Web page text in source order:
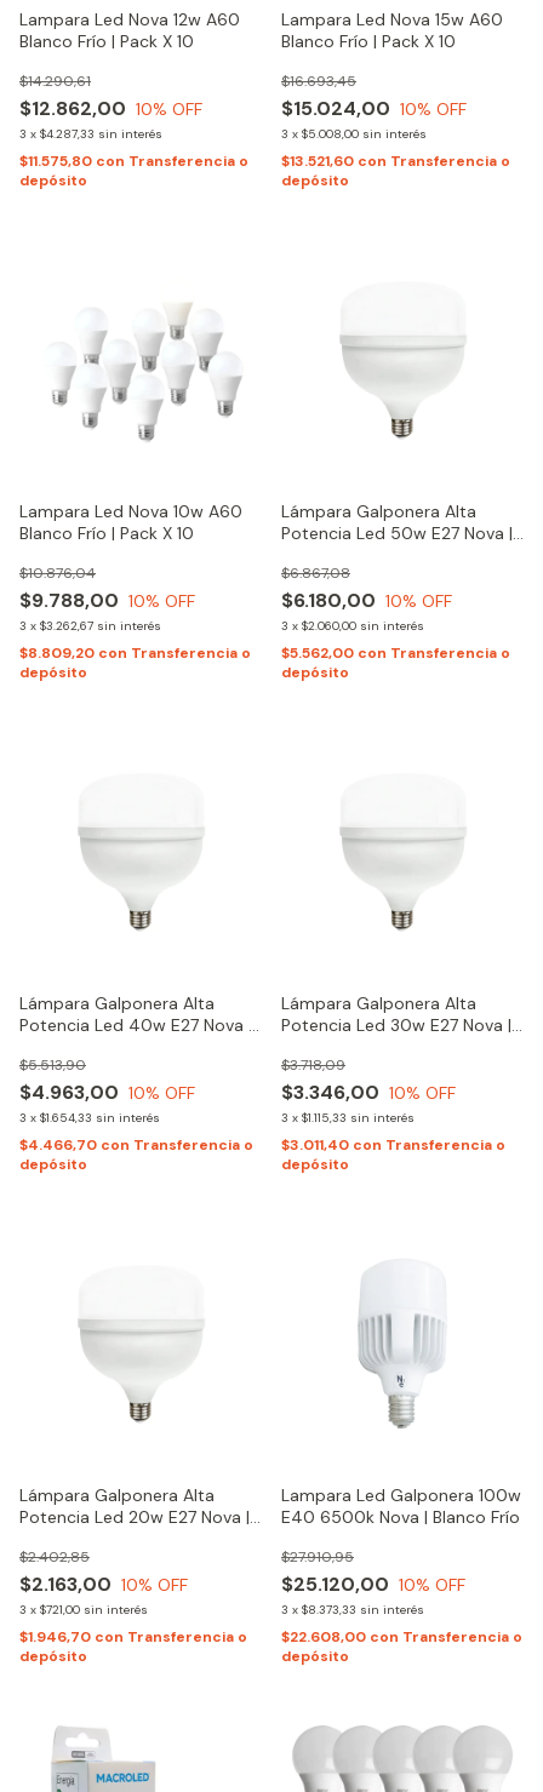
Lampara Led Nova 12w A60
Blanco Frío | Pack X 10
$12.862,00
$14.290,61
10% OFF
3 x $4.287,33 sin interés
$11.575,80 con Transferencia o
depósito
Lampara Led Nova 15w A60
Blanco Frío | Pack X 10
$15.024,00
$16.693,45
10% OFF
3 x $5.008,00 sin interés
$13.521,60 con Transferencia o
depósito
Lampara Led Nova 10w A60
Blanco Frío | Pack X 10
$9.788,00
$10.876,04
10% OFF
3 x $3.262,67 sin interés
$8.809,20 con Transferencia o
depósito
Lámpara Galponera Alta
Potencia Led 50w E27 Nova |
$6.180,00
$6.867,08
10% OFF
3 x $2.060,00 sin interés
$5.562,00 con Transferencia o
depósito
Lámpara Galponera Alta
Potencia Led 40w E27 Nova |
$4.963,00
$5.513,90
10% OFF
3 x $1.654,33 sin interés
$4.466,70 con Transferencia o
depósito
Lámpara Galponera Alta
Potencia Led 30w E27 Nova |
$3.346,00
$3.718,09
10% OFF
3 x $1.115,33 sin interés
$3.011,40 con Transferencia o
depósito
Lámpara Galponera Alta
Potencia Led 20w E27 Nova |
$2.163,00
$2.402,85
10% OFF
3 x $721,00 sin interés
$1.946,70 con Transferencia o
depósito
Lampara Led Galponera 100w
E40 6500k Nova | Blanco Frío
$25.120,00
$27.910,95
10% OFF
3 x $8.373,33 sin interés
$22.608,00 con Transferencia o
depósito